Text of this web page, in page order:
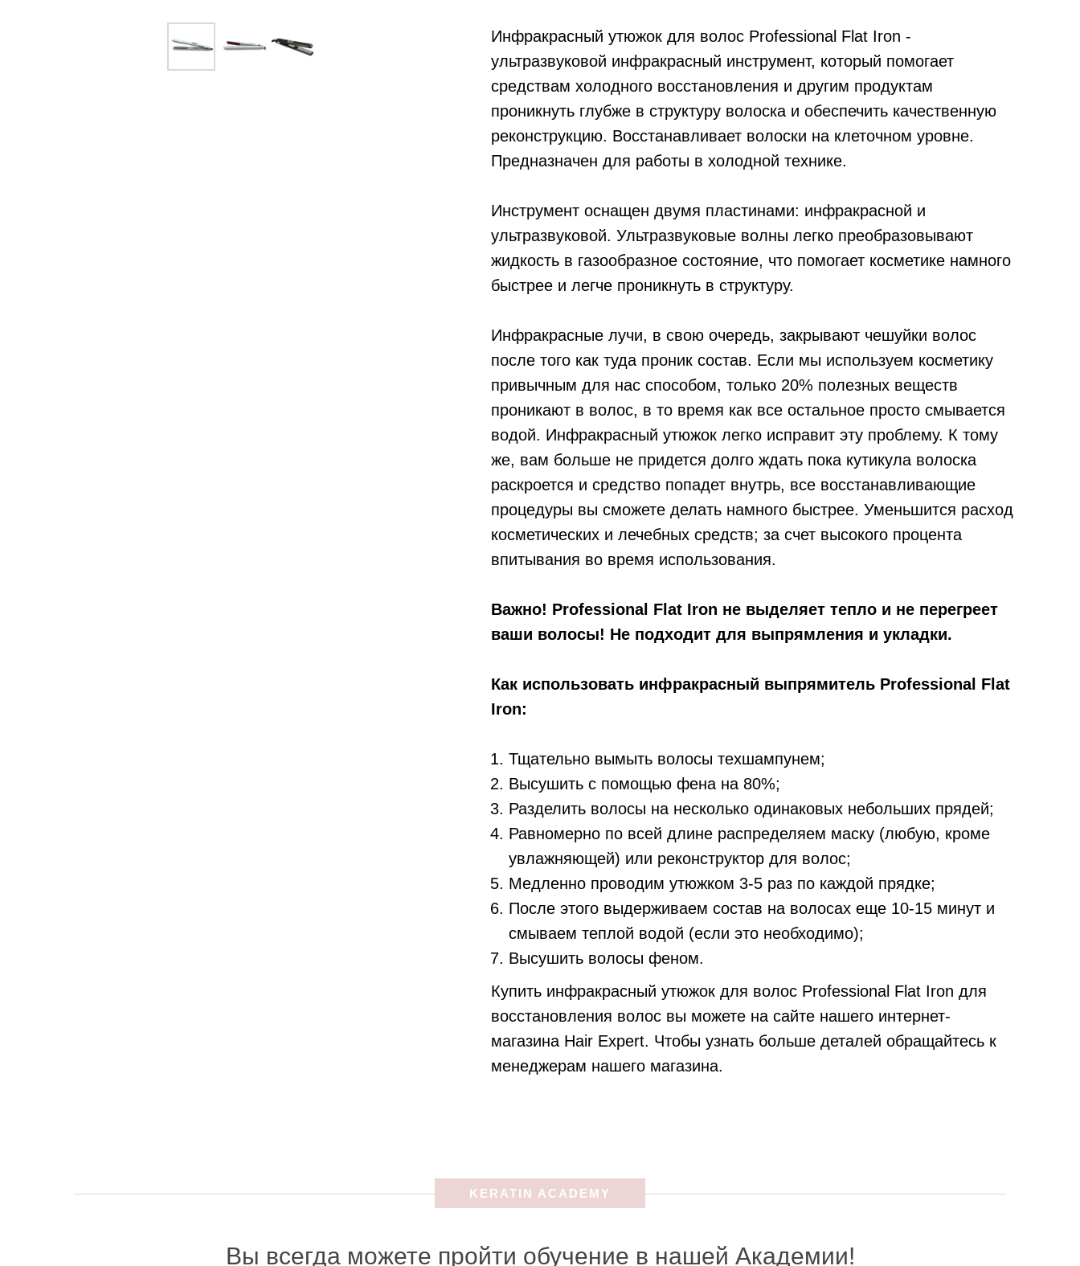
Инфракрасный утюжок для волос Professional Flat Iron -
ультразвуковой инфракрасный инструмент, который помогает
средствам холодного восстановления и другим продуктам
проникнуть глубже в структуру волоска и обеспечить качественную
реконструкцию. Восстанавливает волоски на клеточном уровне.
Предназначен для работы в холодной технике.
Инструмент оснащен двумя пластинами: инфракрасной и
ультразвуковой. Ультразвуковые волны легко преобразовывают
жидкость в газообразное состояние, что помогает косметике намного
быстрее и легче проникнуть в структуру.
Инфракрасные лучи, в свою очередь, закрывают чешуйки волос
после того как туда проник состав. Если мы используем косметику
привычным для нас способом, только 20% полезных веществ
проникают в волос, в то время как все остальное просто смывается
водой. Инфракрасный утюжок легко исправит эту проблему. К тому
же, вам больше не придется долго ждать пока кутикула волоска
раскроется и средство попадет внутрь, все восстанавливающие
процедуры вы сможете делать намного быстрее. Уменьшится расход
косметических и лечебных средств; за счет высокого процента
впитывания во время использования.
Важно! Professional Flat Iron не выделяет тепло и не перегреет
ваши волосы! Не подходит для выпрямления и укладки.
Как использовать инфракрасный выпрямитель Professional Flat
Iron:
Тщательно вымыть волосы техшампунем;
Высушить с помощью фена на 80%;
Разделить волосы на несколько одинаковых небольших прядей;
Равномерно по всей длине распределяем маску (любую, кроме
увлажняющей) или реконструктор для волос;
Медленно проводим утюжком 3-5 раз по каждой прядке;
После этого выдерживаем состав на волосах еще 10-15 минут и
смываем теплой водой (если это необходимо);
Высушить волосы феном.
Купить инфракрасный утюжок для волос Professional Flat Iron для
восстановления волос вы можете на сайте нашего интернет-
магазина Hair Expert. Чтобы узнать больше деталей обращайтесь к
менеджерам нашего магазина.
KERATIN ACADEMY
Вы всегда можете пройти обучение в нашей Академии!